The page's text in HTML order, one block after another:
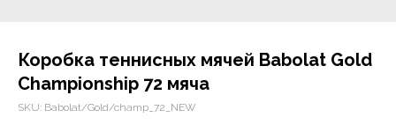
Коробка теннисных мячей Babolat Gold
Championship 72 мяча
SKU: Babolat/Gold/champ_72_NEW